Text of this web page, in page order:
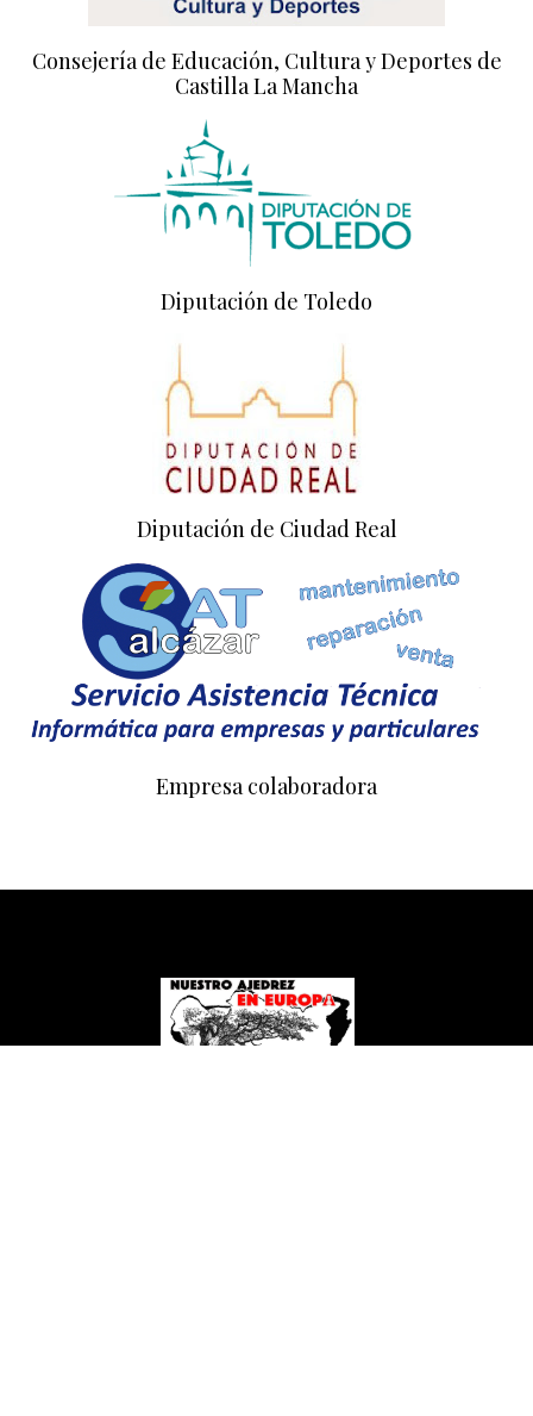
Consejería de Educación, Cultura y Deportes de
Castilla La Mancha
Diputación de Toledo
Diputación de Ciudad Real
Empresa colaboradora